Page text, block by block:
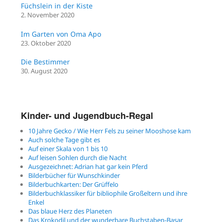
Füchslein in der Kiste
2. November 2020
Im Garten von Oma Apo
23. Oktober 2020
Die Bestimmer
30. August 2020
Kinder- und Jugendbuch-Regal
10 Jahre Gecko / Wie Herr Fels zu seiner Mooshose kam
Auch solche Tage gibt es
Auf einer Skala von 1 bis 10
Auf leisen Sohlen durch die Nacht
Ausgezeichnet: Adrian hat gar kein Pferd
Bilderbücher für Wunschkinder
Bilderbuchkarten: Der Grüffelo
Bilderbuchklassiker für bibliophile Großeltern und ihre
Enkel
Das blaue Herz des Planeten
Das Krokodil und der wunderbare Buchstaben-Basar